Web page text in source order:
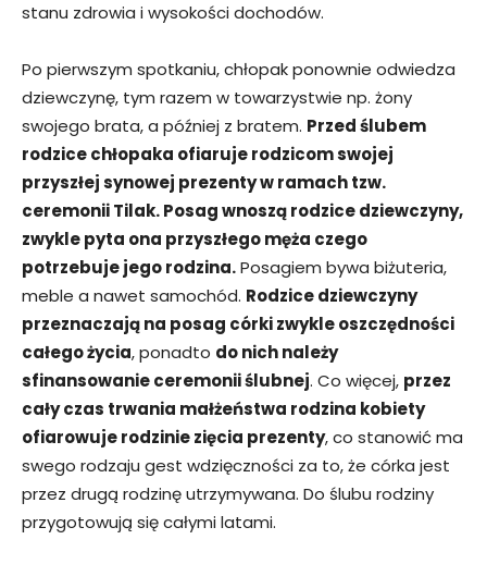
stanu zdrowia i wysokości dochodów.
Po pierwszym spotkaniu, chłopak ponownie odwiedza
dziewczynę, tym razem w towarzystwie np. żony
swojego brata, a później z bratem. Przed ślubem
rodzice chłopaka ofiaruje rodzicom swojej
przyszłej synowej prezenty w ramach tzw.
ceremonii Tilak. Posag wnoszą rodzice dziewczyny,
zwykle pyta ona przyszłego męża czego
potrzebuje jego rodzina.Posagiem bywa biżuteria,
meble a nawet samochód. Rodzice dziewczyny
przeznaczają na posag córki zwykle oszczędności
całego życia, ponadto do nich należy
sfinansowanie ceremonii ślubnej. Co więcej, przez
cały czas trwania małżeństwa rodzina kobiety
ofiarowuje rodzinie zięcia prezenty, co stanowić ma
swego rodzaju gest wdzięczności za to, że córka jest
przez drugą rodzinę utrzymywana. Do ślubu rodziny
przygotowują się całymi latami.